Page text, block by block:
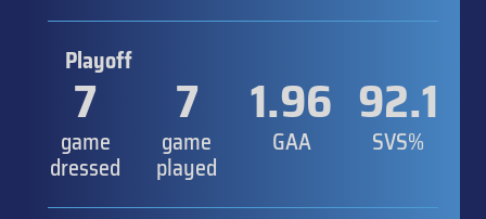
Playoff
7
game
dressed
7
game
played
1.96
GAA
92.1
SVS%